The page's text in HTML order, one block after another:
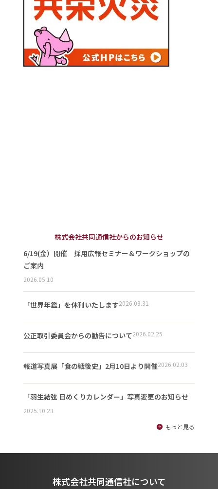
株式会社共同通信社からのお知らせ
6/19(金）開催 採用広報セミナー＆ワークショップの
ご案内
2026.05.10
「世界年鑑」を休刊いたします2026.03.31
公正取引委員会からの勧告について2026.02.25
報道写真展「食の戦後史」2月10日より開催2026.02.03
「羽生結弦 日めくりカレンダー」写真変更のお知らせ
2025.10.23
もっと見る
株式会社共同通信社について